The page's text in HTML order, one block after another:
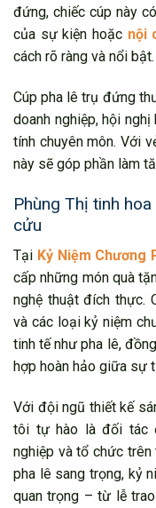
đứng, chiếc cúp này
của sự kiện hoặc nội
cách rõ ràng và nổi bật.
Cúp pha lê trụ đứng
doanh nghiệp, hội
tính chuyên môn. Với
này sẽ góp phần làm
Phùng Thị tinh
cửu
Tại Kỷ Niệm Chương
cấp những món quà
nghệ thuật đích thực.
và các loại kỷ niệm
tinh tế như pha lê,
hợp hoàn hảo giữa sự
Với đội ngũ thiết kế
tôi tự hào là đối tác
nghiệp và tổ chức trên
pha lê sang trọng, kỷ
quan trọng – từ lễ